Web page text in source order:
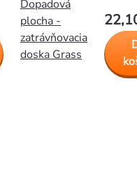
Dopadová
plocha -
zatrávňovacia
doska Grass